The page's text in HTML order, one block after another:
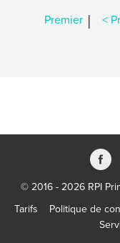
Premier | <
© 2016 - 2026 RPI
Tarifs
Politique de